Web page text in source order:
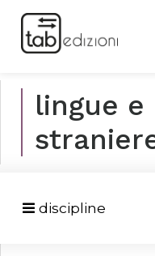
lingue
discipline